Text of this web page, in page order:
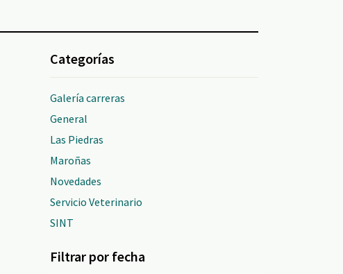
Categorías
Galería carreras
General
Las Piedras
Maroñas
Novedades
Servicio Veterinario
SINT
Filtrar por fecha